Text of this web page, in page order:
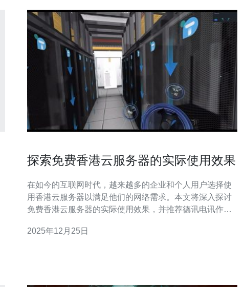
探索免费香港云服务器的实际使用效果
在如今的互联网时代，越来越多的企业和个人用户选择使
用香港云服务器以满足他们的网络需求。本文将深入探讨
免费香港云服务器的实际使用效果，并推荐德讯电讯作为
标。 免费香港云服务器的优势 使用免费香港云服务器的优
2025年12月25日